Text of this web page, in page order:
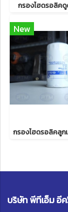
กรองไฮดรอลิคดู
New
กรองไฮดรอลิคลูก
บริษัท พีทีเอ็ม อี